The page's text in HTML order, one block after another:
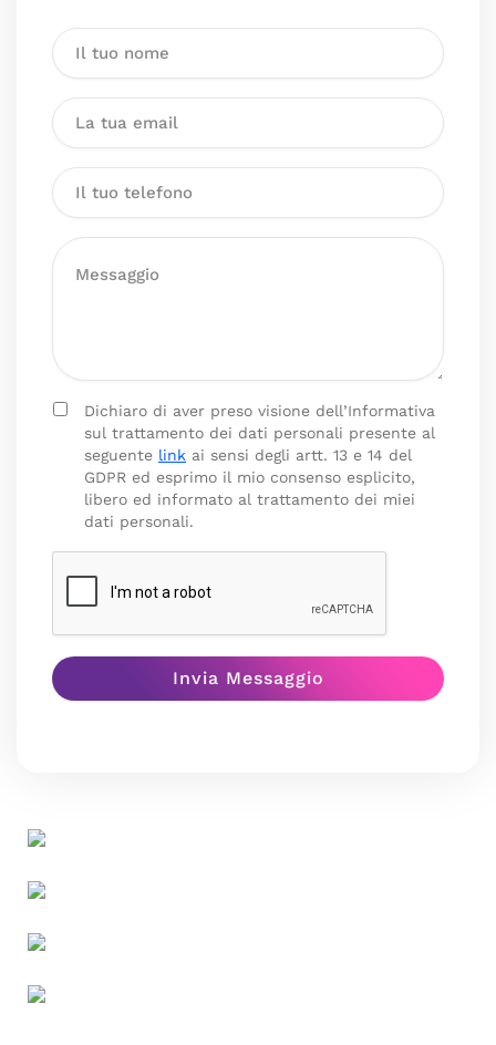
Dichiaro di aver preso visione dell’Informativa
sul trattamento dei dati personali presente al
seguente link ai sensi degli artt. 13 e 14 del
GDPR ed esprimo il mio consenso esplicito,
libero ed informato al trattamento dei miei
dati personali.